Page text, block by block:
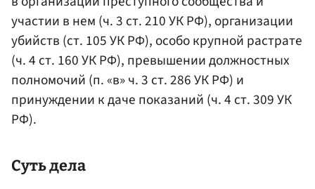
участии в нем (ч. 3 ст. 210 УК РФ), организации
убийств (ст. 105 УК РФ), особо крупной растрате
(ч. 4 ст. 160 УК РФ), превышении должностных
полномочий (п. «в» ч. 3 ст. 286 УК РФ) и
принуждении к даче показаний (ч. 4 ст. 309 УК
РФ).
Суть дела